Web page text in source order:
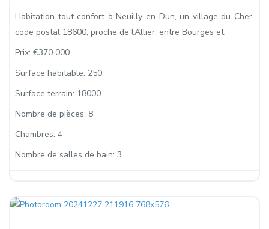
Habitation tout confort à Neuilly en Dun, un village du Cher,
code postal 18600, proche de l’Allier, entre Bourges et
Prix: €370 000
Surface habitable: 250
Surface terrain: 18000
Nombre de pièces: 8
Chambres: 4
Nombre de salles de bain: 3